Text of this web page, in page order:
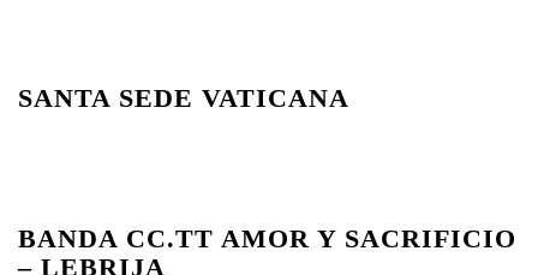
SANTA SEDE VATICANA
BANDA CC.TT AMOR Y SACRIFICIO
– LEBRIJA